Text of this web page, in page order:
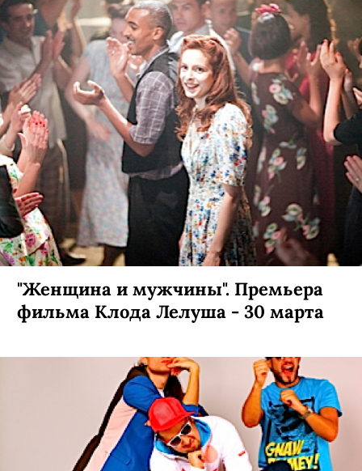
"Женщина и мужчины". Премьера
фильма Клода Лелуша - 30 марта